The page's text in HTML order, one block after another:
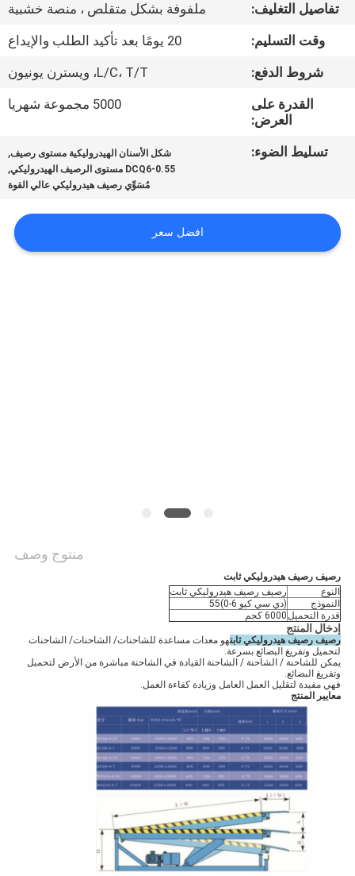
اتصل
أخبار
خريطة
سياسة
الخصوصية
تفاصيل التغليف:
ملفوفة بشكل متقلص ، منصة خشبية
وقت التسليم:
20 يومًا بعد تأكيد الطلب والإيداع
شروط الدفع:
L/C، T/T، ويسترن يونيون
القدرة على
العرض:
5000 مجموعة شهريا
تسليط الضوء: شكل الأسنان الهيدروليكية مستوى رصيف,
DCQ6-0.55 مستوى الرصيف الهيدروليكي ,
مُسَوِّي رصيف هيدروليكي عالي القوة
افضل سعر
منتوج وصف
رصيف رصيف هيدروليكي ثابت
النوع
رصيف رصيف هيدروليكي ثابت
النموذج
(دي سي كيو 6-0)55
قدرة التحميل6000 كجم
إدخال المنتج
رصيف رصيف هيدروليكي ثابتهو معدات مساعدة للشاحنات/ الشاحنات/ الشاحنات
لتحميل وتفريغ البضائع بسرعة.
يمكن للشاحنة / الشاحنة / الشاحنة القيادة في الشاحنة مباشرة من الأرض لتحميل
وتفريغ البضائع.
فهي مفيدة لتقليل العمل العامل وزيادة كفاءة العمل.
معايير المنتج